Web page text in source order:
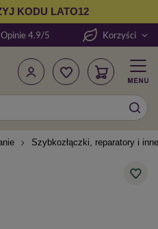
KODU LATO12
Opinie 4.9/5 Korzyści
Szybkozłączki, reparatory i